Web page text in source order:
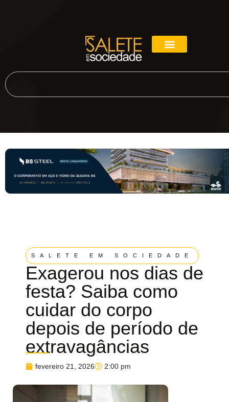
SALETE EM SOCIEDADE
Exagerou nos dias de
festa? Saiba como
cuidar do corpo
depois de período de
extravagâncias
fevereiro 21, 2026 2:00 pm